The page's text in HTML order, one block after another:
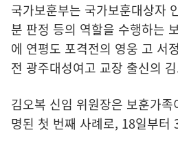
국가보훈부는 국가보훈대상자
분 판정 등의 역할을 수행하는
에 연평도 포격전의 영웅 고 서
전 광주대성여고 교장 출신의
김오복 신임 위원장은 보훈가
명된 첫 번째 사례로, 18일부터